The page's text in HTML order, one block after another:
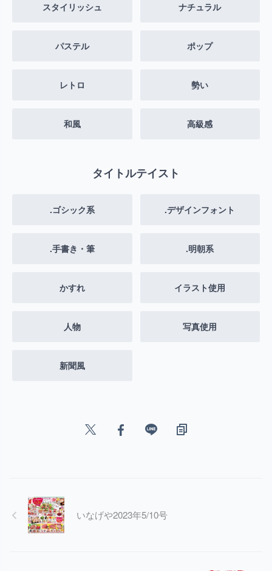
スタイリッシュ ナチュラル
パステル ポップ
レトロ 勢い
和風 高級感
タイトルテイスト
.ゴシック系 .デザインフォント
.手書き・筆 .明朝系
かすれ イラスト使用
人物 写真使用
新聞風
いなげや2023年5/10号